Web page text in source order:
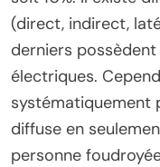
(direct, indirect,
derniers
électriques.
systématiquement
diffuse en
personne